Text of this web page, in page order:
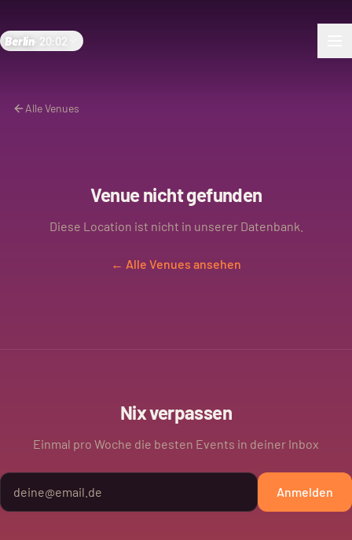
Berlin 20:02
Alle Venues
Venue nicht gefunden
Diese Location ist nicht in unserer Datenbank.
← Alle Venues ansehen
Nix verpassen
Einmal pro Woche die besten Events in deiner Inbox
Anmelden